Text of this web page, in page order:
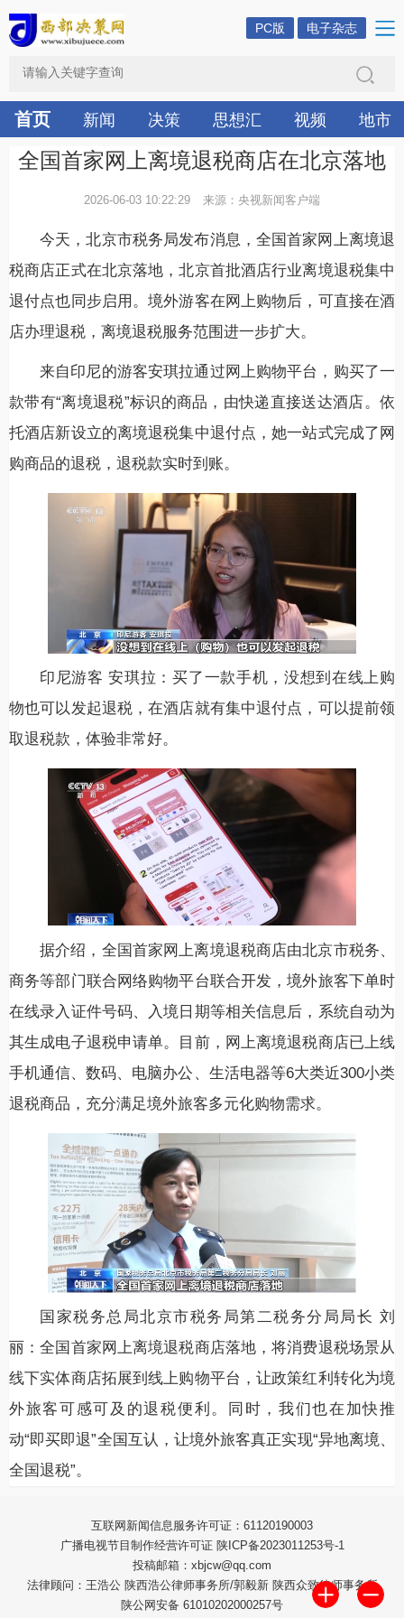
PC版 电子杂志
首页 新闻 决策 思想汇 视频 地市
全国首家网上离境退税商店在北京落地
2026-06-03 10:22:29 来源：央视新闻客户端
今天，北京市税务局发布消息，全国首家网上离境退
税商店正式在北京落地，北京首批酒店行业离境退税集中
退付点也同步启用。境外游客在网上购物后，可直接在酒
店办理退税，离境退税服务范围进一步扩大。
来自印尼的游客安琪拉通过网上购物平台，购买了一
款带有“离境退税”标识的商品，由快递直接送达酒店。依
托酒店新设立的离境退税集中退付点，她一站式完成了网
购商品的退税，退税款实时到账。
印尼游客 安琪拉：买了一款手机，没想到在线上购
物也可以发起退税，在酒店就有集中退付点，可以提前领
取退税款，体验非常好。
据介绍，全国首家网上离境退税商店由北京市税务、
商务等部门联合网络购物平台联合开发，境外旅客下单时
在线录入证件号码、入境日期等相关信息后，系统自动为
其生成电子退税申请单。目前，网上离境退税商店已上线
手机通信、数码、电脑办公、生活电器等6大类近300小类
退税商品，充分满足境外旅客多元化购物需求。
国家税务总局北京市税务局第二税务分局局长 刘
丽：全国首家网上离境退税商店落地，将消费退税场景从
线下实体商店拓展到线上购物平台，让政策红利转化为境
外旅客可感可及的退税便利。同时，我们也在加快推
动“即买即退”全国互认，让境外旅客真正实现“异地离境、
全国退税”。
互联网新闻信息服务许可证：61120190003
广播电视节目制作经营许可证 陕ICP备2023011253号-1
投稿邮箱：xbjcw@qq.com
法律顾问：王浩公 陕西浩公律师事务所/郭毅新 陕西众致律师事务所
陕公网安备 61010202000257号